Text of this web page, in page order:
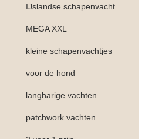
IJslandse schapenvacht
MEGA XXL
kleine schapenvachtjes
voor de hond
langharige vachten
patchwork vachten